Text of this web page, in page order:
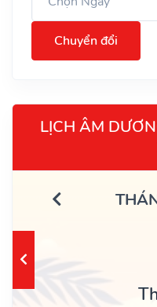
Chuyển đổi
LỊCH ÂM